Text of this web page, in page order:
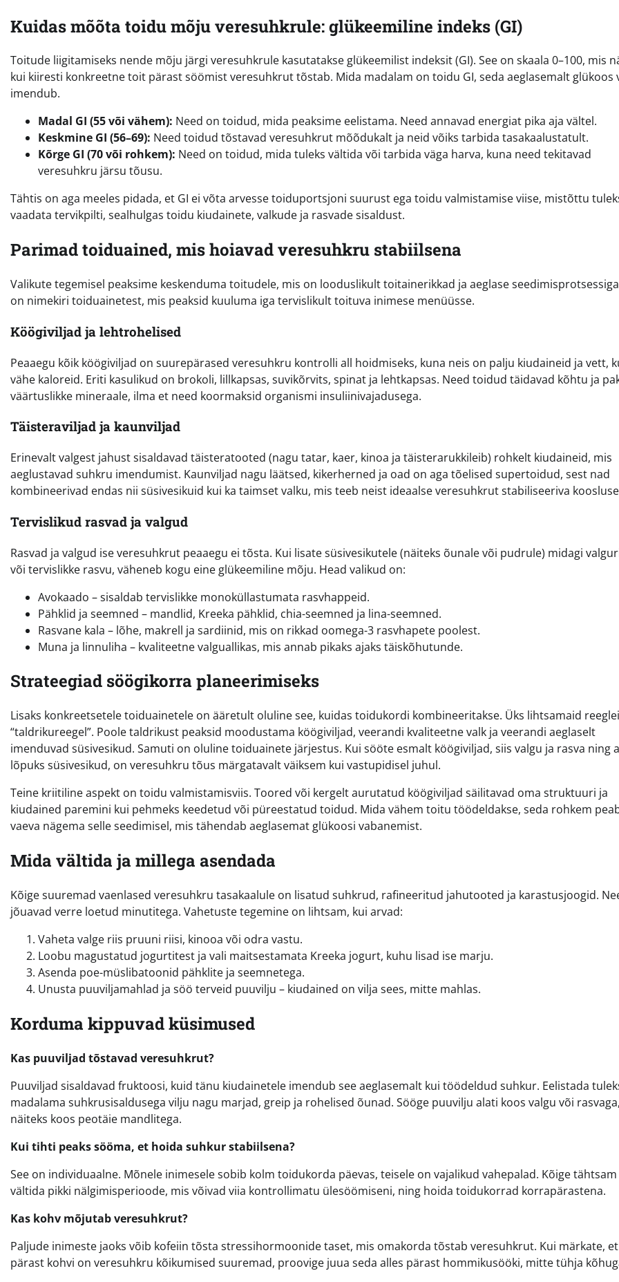
Kuidas mõõta toidu mõju veresuhkrule: glükeemiline indeks (GI)
Toitude liigitamiseks nende mõju järgi veresuhkrule kasutatakse glükeemilist indeksit (GI). See on skaala 0–100, mis
kui kiiresti konkreetne toit pärast söömist veresuhkrut tõstab. Mida madalam on toidu GI, seda aeglasemalt glükoos
imendub.
Madal GI (55 või vähem): Need on toidud, mida peaksime eelistama. Need annavad energiat pika aja vältel.
Keskmine GI (56–69): Need toidud tõstavad veresuhkrut mõõdukalt ja neid võiks tarbida tasakaalustatult.
Kõrge GI (70 või rohkem): Need on toidud, mida tuleks vältida või tarbida väga harva, kuna need tekitavad
veresuhkru järsu tõusu.
Tähtis on aga meeles pidada, et GI ei võta arvesse toiduportsjoni suurust ega toidu valmistamise viise, mistõttu
vaadata tervikpilti, sealhulgas toidu kiudainete, valkude ja rasvade sisaldust.
Parimad toiduained, mis hoiavad veresuhkru stabiilsena
Valikute tegemisel peaksime keskenduma toitudele, mis on looduslikult toitainerikkad ja aeglase
on nimekiri toiduainetest, mis peaksid kuuluma iga tervislikult toituva inimese menüüsse.
Köögiviljad ja lehtrohelised
Peaaegu kõik köögiviljad on suurepärased veresuhkru kontrolli all hoidmiseks, kuna neis on palju kiudaineid ja vett,
vähe kaloreid. Eriti kasulikud on brokoli, lillkapsas, suvikõrvits, spinat ja lehtkapsas. Need toidud täidavad kõhtu ja
väärtuslikke mineraale, ilma et need koormaksid organismi insuliinivajadusega.
Täisteraviljad ja kaunviljad
Erinevalt valgest jahust sisaldavad täisteratooted (nagu tatar, kaer, kinoa ja täisterarukkileib) rohkelt kiudaineid, mis
aeglustavad suhkru imendumist. Kaunviljad nagu läätsed, kikerherned ja oad on aga tõelised supertoidud, sest nad
kombineerivad endas nii süsivesikuid kui ka taimset valku, mis teeb neist ideaalse veresuhkrut stabiliseeriva
Tervislikud rasvad ja valgud
Rasvad ja valgud ise veresuhkrut peaaegu ei tõsta. Kui lisate süsivesikutele (näiteks õunale või pudrule) midagi
või tervislikke rasvu, väheneb kogu eine glükeemiline mõju. Head valikud on:
Avokaado – sisaldab tervislikke monoküllastumata rasvhappeid.
Pähklid ja seemned – mandlid, Kreeka pähklid, chia-seemned ja lina-seemned.
Rasvane kala – lõhe, makrell ja sardiinid, mis on rikkad oomega-3 rasvhapete poolest.
Muna ja linnuliha – kvaliteetne valguallikas, mis annab pikaks ajaks täiskõhutunde.
Strateegiad söögikorra planeerimiseks
Lisaks konkreetsetele toiduainetele on ääretult oluline see, kuidas toidukordi kombineeritakse. Üks lihtsamaid
“taldrikureegel”. Poole taldrikust peaksid moodustama köögiviljad, veerandi kvaliteetne valk ja veerandi aeglaselt
imenduvad süsivesikud. Samuti on oluline toiduainete järjestus. Kui sööte esmalt köögiviljad, siis valgu ja rasva ning
lõpuks süsivesikud, on veresuhkru tõus märgatavalt väiksem kui vastupidisel juhul.
Teine kriitiline aspekt on toidu valmistamisviis. Toored või kergelt aurutatud köögiviljad säilitavad oma struktuuri ja
kiudained paremini kui pehmeks keedetud või püreestatud toidud. Mida vähem toitu töödeldakse, seda rohkem
vaeva nägema selle seedimisel, mis tähendab aeglasemat glükoosi vabanemist.
Mida vältida ja millega asendada
Kõige suuremad vaenlased veresuhkru tasakaalule on lisatud suhkrud, rafineeritud jahutooted ja karastusjoogid.
jõuavad verre loetud minutitega. Vahetuste tegemine on lihtsam, kui arvad:
Vaheta valge riis pruuni riisi, kinooa või odra vastu.
Loobu magustatud jogurtitest ja vali maitsestamata Kreeka jogurt, kuhu lisad ise marju.
Asenda poe-müslibatoonid pähklite ja seemnetega.
Unusta puuviljamahlad ja söö terveid puuvilju – kiudained on vilja sees, mitte mahlas.
Korduma kippuvad küsimused
Kas puuviljad tõstavad veresuhkrut?
Puuviljad sisaldavad fruktoosi, kuid tänu kiudainetele imendub see aeglasemalt kui töödeldud suhkur. Eelistada
madalama suhkrusisaldusega vilju nagu marjad, greip ja rohelised õunad. Sööge puuvilju alati koos valgu või rasvaga,
näiteks koos peotäie mandlitega.
Kui tihti peaks sööma, et hoida suhkur stabiilsena?
See on individuaalne. Mõnele inimesele sobib kolm toidukorda päevas, teisele on vajalikud vahepalad. Kõige
vältida pikki nälgimisperioode, mis võivad viia kontrollimatu ülesöömiseni, ning hoida toidukorrad korrapärastena.
Kas kohv mõjutab veresuhkrut?
Paljude inimeste jaoks võib kofeiin tõsta stressihormoonide taset, mis omakorda tõstab veresuhkrut. Kui märkate, et
pärast kohvi on veresuhkru kõikumised suuremad, proovige juua seda alles pärast hommikusööki, mitte tühja